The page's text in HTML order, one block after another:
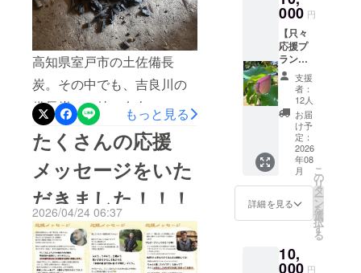
ら、気づけば宿を閉めるこ
とになってしまったのです
ごく残念でしたが、今回、
新しい冷蔵庫を購入させて
いただけるということで、
すべての予定をキャンセル
し、急遽、娘も引き連れて
行って参りました。南国か
ら2時間持ち寄りでランチを
して、ご近所の皆様、顔見
知りの方たちもたくさんい
て、楽しいランチタイムを
り付けをしてみたり、みん
なで意見を出し合って可愛
い形の畝をみんなで作りま
した！種はこれから！
ちょっと出出しが遅いかも
しれませんが、気候の良い
今の時期に芽が出ますよう
に。今回はまるふく農園さ
んから譲り受けたアシュワ
ガンダお客様がたくさん種
が取れたからと言って、譲
り受けたバタフライピー
高知県室戸市の土佐備長
炭。その中でも、吉良川の
備長炭は、特に有名で、歴
史と文化を支えてきたとて
も重要な街です。特に北川
町は備長炭によって栄えた
炭の街として知られていま
す。原料は、ウバメガシ、
カシ科の非常に硬い木。特
にウバメガシは密度が高
もっと見る
たくさんの応援
メッセージをいた
だきました！！！
2026/04/24 06:37
と言う想い
があり、新
たな挑戦と
して、
宿泊施設【
sabitosusu
INN -prema-
（さびとす
すインプレ
マ）】
をオープン
えておりま
円、
8888
円、
77777
円のリ
ターン
と同じ
になり
ます。
000 円
【只々
応援プ
ラン！
お礼の
メッ
セー
ジ】 感
謝の気
持ちを
込め
て、お
礼の
メッ
セージ
をお送
りしま
※3333
円、
支援
者：
12人
お届
け予
定：
2026
年08
月
詳細を見る
こ
の
リ
タ
ー
ン
を
選
択
す
る
10,
000 円